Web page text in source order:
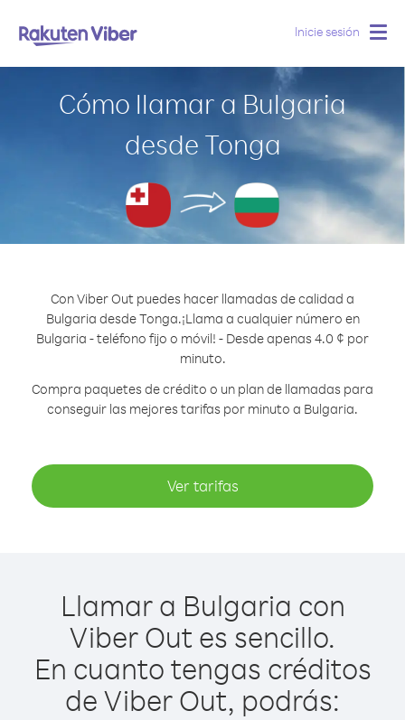
Inicie sesión
Cómo llamar a Bulgaria
desde Tonga
Con Viber Out puedes hacer llamadas de calidad a
Bulgaria desde Tonga.¡Llama a cualquier número en
Bulgaria - teléfono fijo o móvil! - Desde apenas 4.0 ¢ por
minuto.
Compra paquetes de crédito o un plan de llamadas para
conseguir las mejores tarifas por minuto a Bulgaria.
Ver tarifas
Llamar a Bulgaria con
Viber Out es sencillo.
En cuanto tengas créditos
de Viber Out, podrás: